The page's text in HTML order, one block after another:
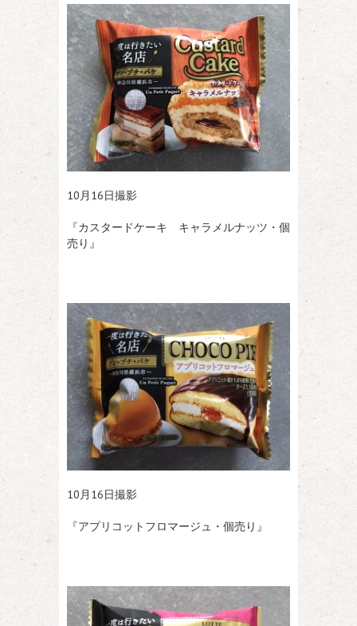
10月16日撮影
『カスタードケーキ キャラメルナッツ・個
売り』
10月16日撮影
『アプリコットフロマージュ・個売り』